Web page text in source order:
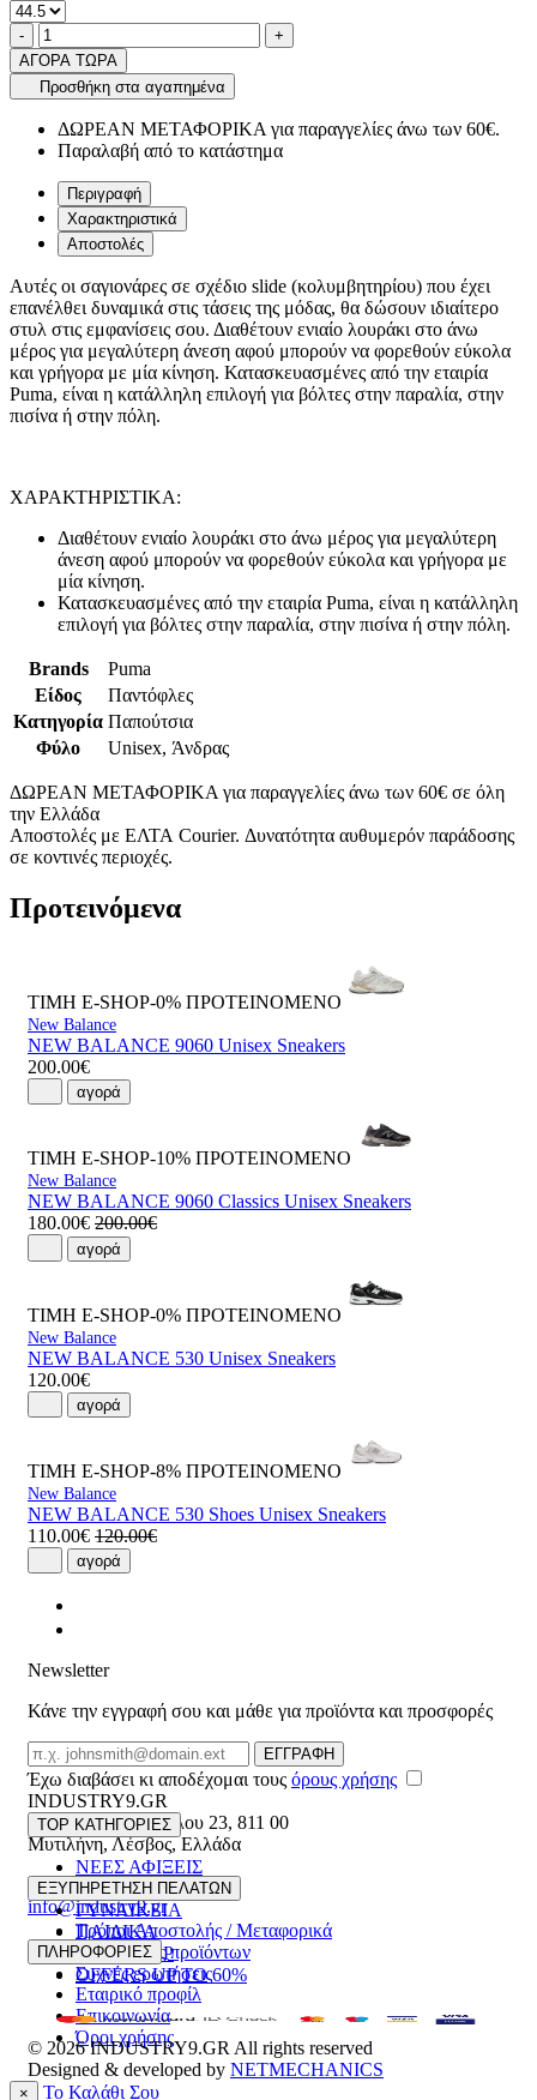
Ποσότητα
-product.increase.quantity +
ΑΓΟΡΑ ΤΩΡΑ
Προσθήκη στα αγαπημένα
ΔΩΡΕΑΝ ΜΕΤΑΦΟΡΙΚΑ για παραγγελίες άνω των 60€.
Παραλαβή από το κατάστημα
Περιγραφή
Χαρακτηριστικά
Αποστολές
Αυτές οι σαγιονάρες σε σχέδιο slide (κολυμβητηρίου) που έχει
επανέλθει δυναμικά στις τάσεις της μόδας, θα δώσουν ιδιαίτερο
στυλ στις εμφανίσεις σου. Διαθέτουν ενιαίο λουράκι στο άνω
μέρος για μεγαλύτερη άνεση αφού μπορούν να φορεθούν εύκολα
και γρήγορα με μία κίνηση. Κατασκευασμένες από την εταιρία
Puma, είναι η κατάλληλη επιλογή για βόλτες στην παραλία, στην
πισίνα ή στην πόλη.
ΧΑΡΑΚΤΗΡΙΣΤΙΚΑ:
Διαθέτουν ενιαίο λουράκι στο άνω μέρος για μεγαλύτερη
άνεση αφού μπορούν να φορεθούν εύκολα και γρήγορα με
μία κίνηση.
Κατασκευασμένες από την εταιρία Puma, είναι η κατάλληλη
επιλογή για βόλτες στην παραλία, στην πισίνα ή στην πόλη.
Brands
Puma
Είδος
Παντόφλες
Κατηγορία Παπούτσια
Φύλο
Unisex, Άνδρας
ΔΩΡΕΑΝ ΜΕΤΑΦΟΡΙΚΑ για παραγγελίες άνω των 60€ σε όλη
την Ελλάδα
Αποστολές με ΕΛΤΑ Courier. Δυνατότητα αυθυμερόν παράδοσης
σε κοντινές περιοχές.
Προτεινόμενα
ΤΙΜΗ E-SHOP-0% ΠΡΟΤΕΙΝΟΜΕΝΟ
New Balance
NEW BALANCE 9060 Unisex Sneakers
200.00€
αγορά
ΤΙΜΗ E-SHOP-10% ΠΡΟΤΕΙΝΟΜΕΝΟ
New Balance
NEW BALANCE 9060 Classics Unisex Sneakers
180.00€ 200.00€
αγορά
ΤΙΜΗ E-SHOP-0% ΠΡΟΤΕΙΝΟΜΕΝΟ
New Balance
NEW BALANCE 530 Unisex Sneakers
120.00€
αγορά
ΤΙΜΗ E-SHOP-8% ΠΡΟΤΕΙΝΟΜΕΝΟ
New Balance
NEW BALANCE 530 Shoes Unisex Sneakers
110.00€ 120.00€
αγορά
Newsletter
Κάνε την εγγραφή σου και μάθε για προϊόντα και προσφορές
Email
ΕΓΓΡΑΦΗ
Έχω διαβάσει κι αποδέχομαι τους όρους χρήσης
INDUSTRY9.GR
Ελευθέριου Βενιζέλου 23, 811 00
Μυτιλήνη,Λέσβος,Ελλάδα
22510 55629
info@industry9.gr
TOP ΚΑΤΗΓΟΡΙΕΣ
ΝΕΕΣ ΑΦΙΞΕΙΣ
ΑΝΔΡΙΚΑ
ΓΥΝΑΙΚΕΙΑ
ΠΑΙΔΙΚΑ
ΑΞΕΣΟΥΑΡ
OFFERS UP TO 60%
ΕΞΥΠΗΡΕΤΗΣΗ ΠΕΛΑΤΩΝ
Τρόποι Αποστολής / Μεταφορικά
Επιστροφές προϊόντων
Συχνές ερωτήσεις
ΠΛΗΡΟΦΟΡΙΕΣ
Εταιρικό προφίλ
Επικοινωνία
Όροι χρήσης
© 2026INDUSTRY9.GR All rights reserved
Designed & developed by NETMECHANICS
× Το Καλάθι Σου